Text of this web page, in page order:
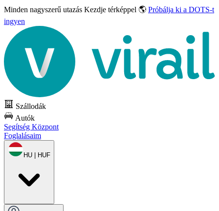
Minden nagyszerű utazás Kezdje térképpel 🌎 Próbálja ki a DOTS-t
ingyen
Szállodák
Autók
Segítség Központ
Foglalásaim
HU | HUF